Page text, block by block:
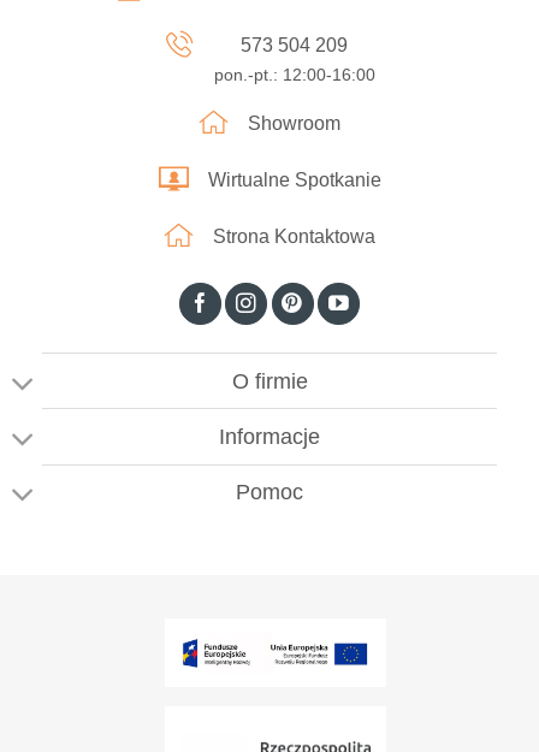
573 504 209
pon.-pt.: 12:00-16:00
Showroom
Wirtualne Spotkanie
Strona Kontaktowa
O firmie
Informacje
Pomoc